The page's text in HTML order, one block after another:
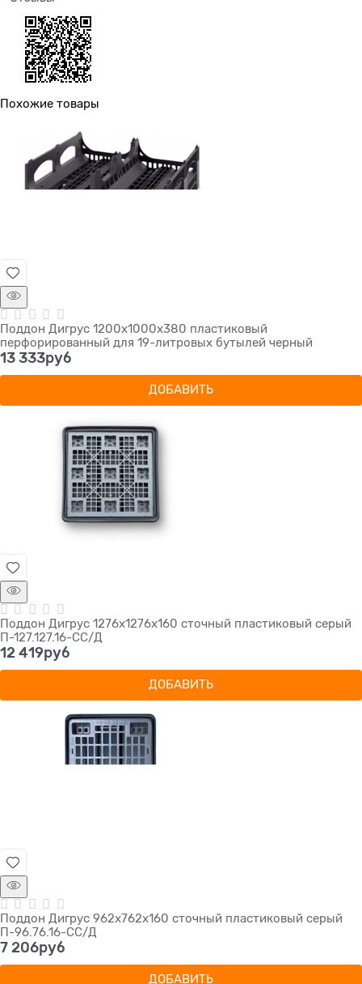
Похожие товары
Поддон Дигрус 1200х1000х380 пластиковый
перфорированный для 19-литровых бутылей черный
13 333руб
ДОБАВИТЬ
Поддон Дигрус 1276х1276х160 сточный пластиковый серый
П-127.127.16-СС/Д
12 419руб
ДОБАВИТЬ
Поддон Дигрус 962х762х160 сточный пластиковый серый
П-96.76.16-СС/Д
7 206руб
ДОБАВИТЬ